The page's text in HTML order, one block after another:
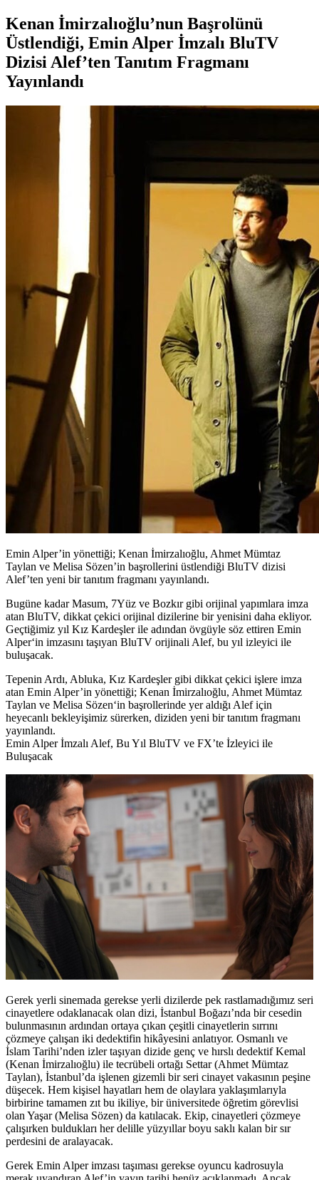
Kenan İmirzalıoğlu’nun Başrolünü
Üstlendiği, Emin Alper İmzalı BluTV
Dizisi Alef’ten Tanıtım Fragmanı
Yayınlandı
Emin Alper’in yönettiği; Kenan İmirzalıoğlu, Ahmet Mümtaz
Taylan ve Melisa Sözen’in başrollerini üstlendiği BluTV dizisi
Alef’ten yeni bir tanıtım fragmanı yayınlandı.
Bugüne kadar Masum, 7Yüz ve Bozkır gibi orijinal yapımlara imza
atan BluTV, dikkat çekici orijinal dizilerine bir yenisini daha ekliyor.
Geçtiğimiz yıl Kız Kardeşler ile adından övgüyle söz ettiren Emin
Alper‘in imzasını taşıyan BluTV orijinali Alef, bu yıl izleyici ile
buluşacak.
Tepenin Ardı, Abluka, Kız Kardeşler gibi dikkat çekici işlere imza
atan Emin Alper’in yönettiği; Kenan İmirzalıoğlu, Ahmet Mümtaz
Taylan ve Melisa Sözen‘in başrollerinde yer aldığı Alef için
heyecanlı bekleyişimiz sürerken, diziden yeni bir tanıtım fragmanı
yayınlandı.
Emin Alper İmzalı Alef, Bu Yıl BluTV ve FX’te İzleyici ile
Buluşacak
Gerek yerli sinemada gerekse yerli dizilerde pek rastlamadığımız seri
cinayetlere odaklanacak olan dizi, İstanbul Boğazı’nda bir cesedin
bulunmasının ardından ortaya çıkan çeşitli cinayetlerin sırrını
çözmeye çalışan iki dedektifin hikâyesini anlatıyor. Osmanlı ve
İslam Tarihi’nden izler taşıyan dizide genç ve hırslı dedektif Kemal
(Kenan İmirzalıoğlu) ile tecrübeli ortağı Settar (Ahmet Mümtaz
Taylan), İstanbul’da işlenen gizemli bir seri cinayet vakasının peşine
düşecek. Hem kişisel hayatları hem de olaylara yaklaşımlarıyla
birbirine tamamen zıt bu ikiliye, bir üniversitede öğretim görevlisi
olan Yaşar (Melisa Sözen) da katılacak. Ekip, cinayetleri çözmeye
çalışırken buldukları her delille yüzyıllar boyu saklı kalan bir sır
perdesini de aralayacak.
Gerek Emin Alper imzası taşıması gerekse oyuncu kadrosuyla